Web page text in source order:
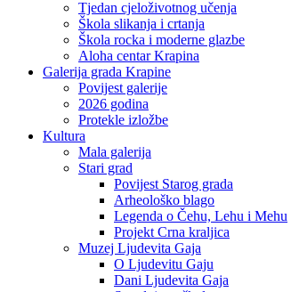
Tjedan cjeloživotnog učenja
Škola slikanja i crtanja
Škola rocka i moderne glazbe
Aloha centar Krapina
Galerija grada Krapine
Povijest galerije
2026 godina
Protekle izložbe
Kultura
Mala galerija
Stari grad
Povijest Starog grada
Arheološko blago
Legenda o Čehu, Lehu i Mehu
Projekt Crna kraljica
Muzej Ljudevita Gaja
O Ljudevitu Gaju
Dani Ljudevita Gaja